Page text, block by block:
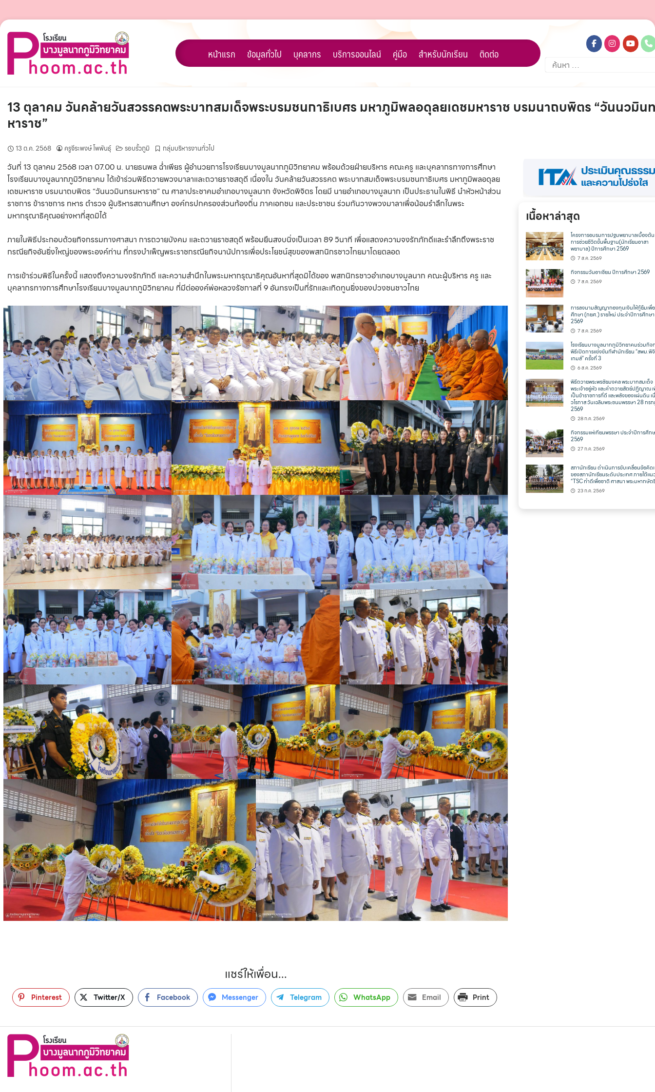
Skip
content
หน้าแรก ข้อมูลทั่วไป บุคลากร บริการออนไลน์ คู่มือ สำหรับนักเรียน ติดต่อ
ค้นหา
สำหรับ:
13 ตุลาคม วันคล้ายวันสวรรคตพระบาทสมเด็จพระบรมชนกาธิเบศร มหาภูมิพลอดุลยเดชมหาราช บรมนาถบพิตร “วันนวมิน
หาราช”
13 ต.ค. 2568 ครูจีระพงษ์ โพพันธุ์ รอบรั้วภูมิ กลุ่มบริหารงานทั่วไป
วันที่ 13 ตุลาคม 2568 เวลา 07.00 น. นายธนพล ฉ่ำเพียร ผู้อำนวยการโรงเรียนบางมูลนากภูมิวิทยาคม พร้อมด้วยฝ่ายบริหาร คณะครู และบุคลากรทางการศึกษา
โรงเรียนบางมูลนากภูมิวิทยาคม ได้เข้าร่วมพิธีถวายพวงมาลาและถวายราชสดุดี เนื่องใน วันคล้ายวันสวรรคต พระบาทสมเด็จพระบรมชนกาธิเบศร มหาภูมิพลอดุลย
เดชมหาราช บรมนาถบพิตร “วันนวมินทรมหาราช” ณ ศาลาประชาคมอำเภอบางมูลนาก จังหวัดพิจิตร โดยมี นายอำเภอบางมูลนาก เป็นประธานในพิธี นำหัวหน้าส่วน
ราชการ ข้าราชการ ทหาร ตำรวจ ผู้บริหารสถานศึกษา องค์กรปกครองส่วนท้องถิ่น ภาคเอกชน และประชาชน ร่วมกันวางพวงมาลาเพื่อน้อมรำลึกในพระ
มหากรุณาธิคุณอย่างหาที่สุดมิได้
ภายในพิธีประกอบด้วยกิจกรรมทางศาสนา การถวายบังคม และถวายราชสดุดี พร้อมยืนสงบนิ่งเป็นเวลา 89 วินาที เพื่อแสดงความจงรักภักดีและรำลึกถึงพระราช
กรณียกิจอันยิ่งใหญ่ของพระองค์ท่าน ที่ทรงบำเพ็ญพระราชกรณียกิจนานัปการเพื่อประโยชน์สุขของพสกนิกรชาวไทยมาโดยตลอด
การเข้าร่วมพิธีในครั้งนี้ แสดงถึงความจงรักภักดี และความสำนึกในพระมหากรุณาธิคุณอันหาที่สุดมิได้ของ พสกนิกรชาวอำเภอบางมูลนาก คณะผู้บริหาร ครู และ
บุคลากรทางการศึกษาโรงเรียนบางมูลนากภูมิวิทยาคม ที่มีต่อองค์พ่อหลวงรัชกาลที่ 9 อันทรงเป็นที่รักและเทิดทูนยิ่งของปวงชนชาวไทย
แชร์ให้เพื่อน...
Pinterest Twitter/X Facebook Messenger Telegram WhatsApp Email Print
เนื้อหาล่าสุด
โครงการอบรมการปฐมพยาบาลเบื้องต้น
การช่วยชีวิตขั้นพื้นฐาน(นักเรียนอาสา
พยาบาล) ปีการศึกษา 2569
7 ส.ค. 2569
กิจกรรมวันอาเซียน ปีการศึกษา 2569
7 ส.ค. 2569
การลงนามสัญญากองทุนเงินให้กู้ยืมเพื่
ศึกษา (กยศ.) รายใหม่ ประจำปีการศึกษา
2569
7 ส.ค. 2569
โรงเรียนบางมูลนากภูมิวิทยาคมร่วมกิจ
พิธีเปิดการแข่งขันกีฬานักเรียน “สพม.พิ
เกมส์” ครั้งที่ 3
6 ส.ค. 2569
พิธีถวายพระพรชัยมงคล พระบาทสมเด็จ
พระเจ้าอยู่หัว และคำถวายสัตย์ปฏิญาณ
เป็นข้าราชการที่ดี และพลังของแผ่นดิน เ
วโรกาส วันเฉลิมพระชนมพรรษา 28 กร
2569
28 ก.ค. 2569
กิจกรรมแห่เทียนพรรษา ประจำปีการศึก
2569
27 ก.ค. 2569
สภานักเรียน ดำเนินการขับเคลื่อนข้อคิด
ของสภานักเรียนระดับประเทศ ภายใต้แ
“TSC ทำดีเพื่อชาติ ศาสนา พระมหากษัต
23 ก.ค. 2569